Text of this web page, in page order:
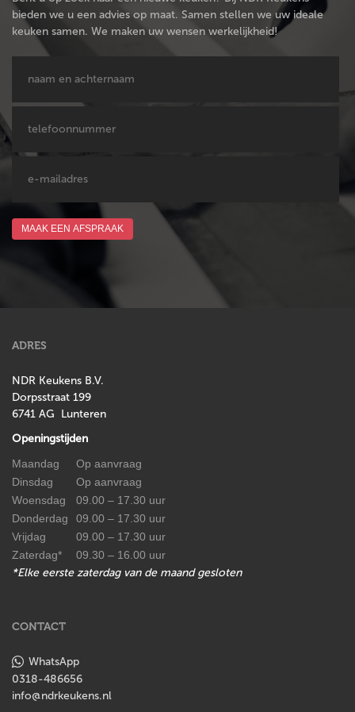
bieden we u een advies op maat. Samen stellen we uw ideale
keuken samen. We maken uw wensen werkelijkheid!
MAAK EEN AFSPRAAK
ADRES
NDR Keukens B.V.
Dorpsstraat 199
6741 AG Lunteren
Openingstijden
Maandag
Op aanvraag
Dinsdag
Op aanvraag
Woensdag
09.00 – 17.30 uur
Donderdag
09.00 – 17.30 uur
Vrijdag
09.00 – 17.30 uur
Zaterdag*
09.30 – 16.00 uur
*Elke eerste zaterdag van de maand gesloten
CONTACT
WhatsApp
0318-486656
info@ndrkeukens.nl